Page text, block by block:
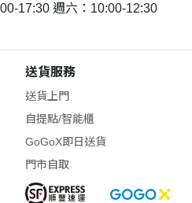
17:30 週六：10:00-12:30
送貨服務
送貨上門
自提點/智能櫃
GoGoX即日送貨
門市自取